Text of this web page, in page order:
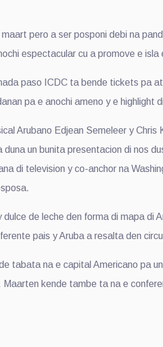
pero a ser posponi debi na
espectacular cu a promove e
paso ICDC ta bende tickets pa
pa e anochi ameno y e highlight
Arubano Edjean Semeleer y
un bunita presentacion di nos
di television y co-anchor na
de leche den forma di mapa di
pais y Aruba a resalta den
tabata na e capital Americano pa
kende tambe ta na e